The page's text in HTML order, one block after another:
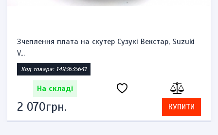
Ручки гальм, комплект Хонда, SH-125-150cc
Код товара: 52279612
На складі
598грн. КУПИТИ